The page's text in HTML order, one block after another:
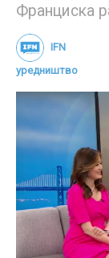
Франциска
IFN
уредништво